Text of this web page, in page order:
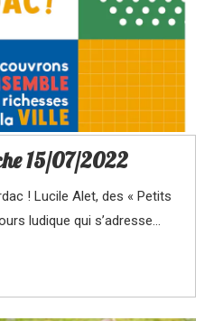
15/07/2022
! Lucile Alet, des « Petits
ludique qui s’adresse…